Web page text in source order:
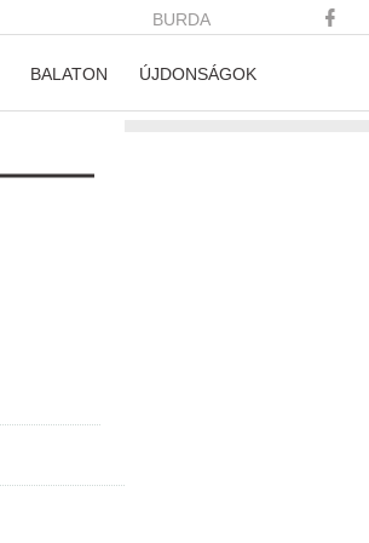
BURDA
BALATON ÚJDONSÁGOK